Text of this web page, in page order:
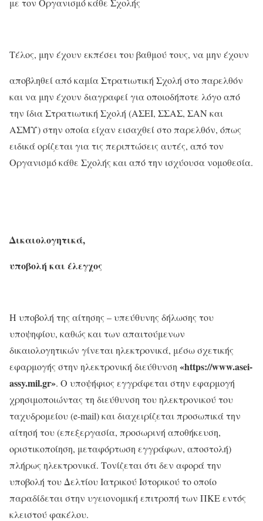
με τον Οργανισμό κάθε Σχολής
Τέλος, μην έχουν εκπέσει του βαθμού τους, να μην έχουν
αποβληθεί από καμία Στρατιωτική Σχολή στο παρελθόν
και να μην έχουν διαγραφεί για οποιοδήποτε λόγο από
την ίδια Στρατιωτική Σχολή (ΑΣΕΙ, ΣΣΑΣ, ΣΑΝ και
ΑΣΜΥ) στην οποία είχαν εισαχθεί στο παρελθόν, όπως
ειδικά ορίζεται για τις περιπτώσεις αυτές, από τον
Οργανισμό κάθε Σχολής και από την ισχύουσα νομοθεσία.
Δικαιολογητικά,
υποβολή και έλεγχος
H υποβολή της αίτησης – υπεύθυνης δήλωσης του
υποψηφίου, καθώς και των απαιτούμενων
δικαιολογητικών γίνεται ηλεκτρονικά, μέσω σχετικής
εφαρμογής στην ηλεκτρονική διεύθυνση «https://www.asei-
assy.mil.gr». Ο υποψήφιος εγγράφεται στην εφαρμογή
χρησιμοποιώντας τη διεύθυνση του ηλεκτρονικού του
ταχυδρομείου (e-mail) και διαχειρίζεται προσωπικά την
αίτησή του (επεξεργασία, προσωρινή αποθήκευση,
οριστικοποίηση, μεταφόρτωση εγγράφων, αποστολή)
πλήρως ηλεκτρονικά. Τονίζεται ότι δεν αφορά την
υποβολή του Δελτίου Ιατρικού Ιστορικού το οποίο
παραδίδεται στην υγειονομική επιτροπή των ΠΚΕ εντός
κλειστού φακέλου.